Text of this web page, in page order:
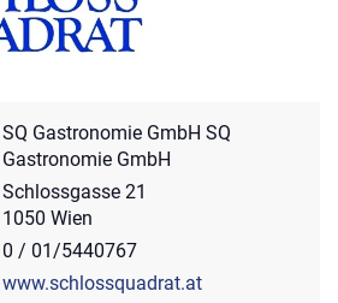
SQ Gastronomie GmbH SQ
Gastronomie GmbH
Schlossgasse 21
1050 Wien
0 / 01/5440767
www.schlossquadrat.at